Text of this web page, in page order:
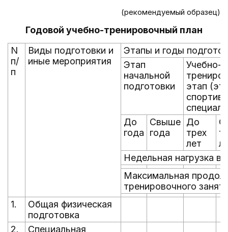
(рекомендуемый образец)
Годовой учебно-тренировочный план
N
п/
п
Виды подготовки и
иные мероприятия
Этапы и годы
Этап
начальной
подготовки
Учебно-
этап
До
года
Свыше
года
До
трех
лет
Недельная нагрузка в
Максимальная
тренировочного
1.
Общая физическая
подготовка
2.
Специальная